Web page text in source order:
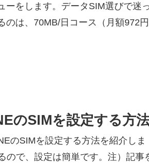
ーをします。データSIM選びで迷
は、70MB/日コース（月額972円
のSIMを設定する方
のSIMを設定する方法を紹介しま
ので、設定は簡単です。注）記事